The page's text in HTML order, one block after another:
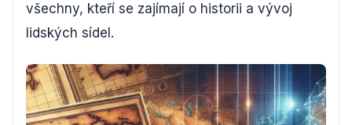
všechny, kteří se zajímají o historii a vývoj
lidských sídel.